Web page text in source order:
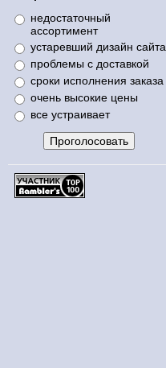
недостаточный
ассортимент
устаревший дизайн сайта
проблемы с доставкой
сроки исполнения заказа
очень высокие цены
все устраивает